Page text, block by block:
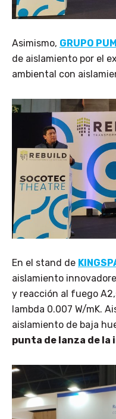
Asimismo, GRUPO
de aislamiento por el
ambiental con
En el stand de
aislamiento
y reacción al fuego
lambda 0.007 W/mK.
aislamiento de baja
punta de lanza de la